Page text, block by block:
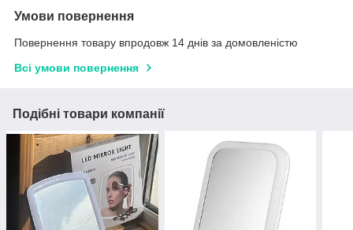
Умови повернення
Повернення товару впродовж 14 днів за домовленістю
Всі умови повернення
Подібні товари компанії